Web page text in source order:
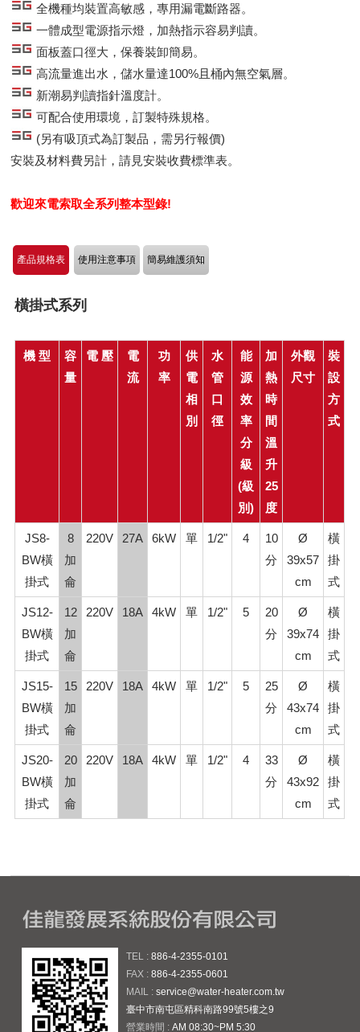
全機種均裝置高敏感，專用漏電斷路器。
一體成型電源指示燈，加熱指示容易判讀。
面板蓋口徑大，保養裝卸簡易。
高流量進出水，儲水量達100%且桶內無空氣層。
新潮易判讀指針溫度計。
可配合使用環境，訂製特殊規格。
(另有吸頂式為訂製品，需另行報價)
安裝及材料費另計，請見安裝收費標準表。
歡迎來電索取全系列整本型錄!
產品規格表 使用注意事項 簡易維護須知
橫掛式系列
機 型
容
量
電 壓
電
流
功
率
供
電
相
別
水
管
口
徑
能
源
效
率
分
級
(級
別)
加
熱
時
間
溫
升
25
度
外觀
尺寸
裝
設
方
式
JS8-
BW橫
掛式
8
加
侖
220V 27A 6kW 單 1/2" 4
10
分
Ø
39x57
cm
橫
掛
式
JS12-
BW橫
掛式
12
加
侖
220V 18A 4kW 單 1/2" 5
20
分
Ø
39x74
cm
橫
掛
式
JS15-
BW橫
掛式
15
加
侖
220V 18A 4kW 單 1/2" 5
25
分
Ø
43x74
cm
橫
掛
式
JS20-
BW橫
掛式
20
加
侖
220V 18A 4kW 單 1/2" 4
33
分
Ø
43x92
cm
橫
掛
式
TEL :886-4-2355-0101
FAX :886-4-2355-0601
MAIL :service@water-heater.com.tw
臺中市南屯區精科南路99號5樓之9
營業時間 :AM 08:30~PM 5:30